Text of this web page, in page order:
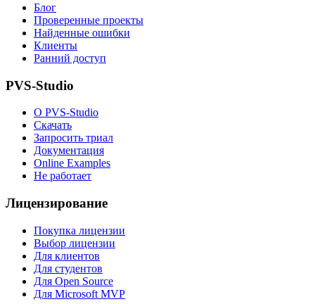
Блог
Проверенные проекты
Найденные ошибки
Клиенты
Ранний доступ
PVS-Studio
О PVS-Studio
Скачать
Запросить триал
Документация
Online Examples
Не работает
Лицензирование
Покупка лицензии
Выбор лицензии
Для клиентов
Для студентов
Для Open Source
Для Microsoft MVP